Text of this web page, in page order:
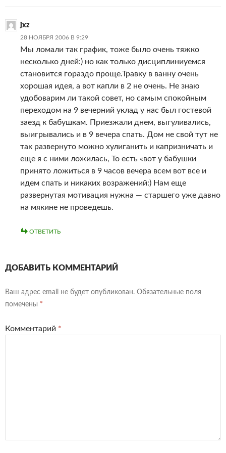
jxz
28 НОЯБРЯ 2006 В 9:29
Мы ломали так график, тоже было очень тяжко
несколько дней:) но как только дисциплиниуемся
становится гораздо проще.Травку в ванну очень
хорошая идея, а вот капли в 2 не очень. Не знаю
удобоварим ли такой совет, но самым спокойным
переходом на 9 вечерний уклад у нас был гостевой
заезд к бабушкам. Приезжали днем, выгуливались,
выигрывались и в 9 вечера спать. Дом не свой тут не
так развернуто можно хулиганить и капризничать и
еще я с ними ложилась, То есть «вот у бабушки
принято ложиться в 9 часов вечера всем вот все и
идем спать и никаких возражений:) Нам еще
развернутая мотивация нужна — старшего уже давно
на мякине не проведешь.
ОТВЕТИТЬ
ДОБАВИТЬ КОММЕНТАРИЙ
Ваш адрес email не будет опубликован. Обязательные поля
помечены *
Комментарий *